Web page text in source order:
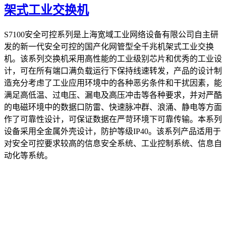
架式工业交换机
S7100安全可控系列是上海宽域工业网络设备有限公司自主研
发的新一代安全可控的国产化网管型全千兆机架式工业交换
机。该系列交换机采用高性能的工业级别芯片和优秀的工业设
计，可在所有端口满负载运行下保持线速转发，产品的设计制
造充分考虑了工业应用环境中的各种恶劣条件和干扰因素，能
满足高低温、过电压、漏电及高压冲击等各种要求，并对严酷
的电磁环境中的数据口防雷、快速脉冲群、浪涌、静电等方面
作了可靠性设计，可保证数据在严苛环境下可靠传输。本系列
设备采用全金属外壳设计，防护等级IP40。该系列产品适用于
对安全可控要求较高的信息安全系统、工业控制系统、信息自
动化等系统。